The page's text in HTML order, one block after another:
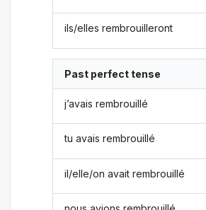
ils/elles rembrouilleront
Past perfect tense
j’avais rembrouillé
tu avais rembrouillé
il/elle/on avait rembrouillé